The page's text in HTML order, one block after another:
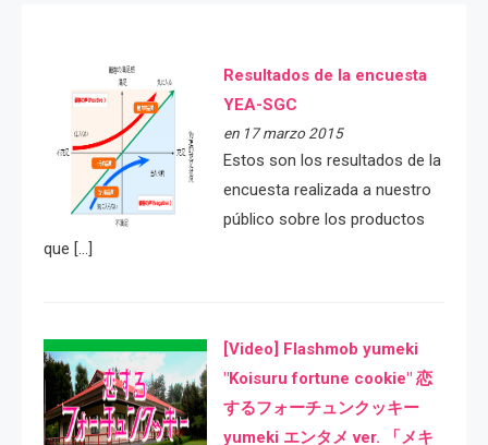
Resultados de la encuesta
YEA-SGC
en 17 marzo 2015
Estos son los resultados de la
encuesta realizada a nuestro
público sobre los productos
que […]
[Video] Flashmob yumeki
"Koisuru fortune cookie" 恋
するフォーチュンクッキー
yumeki エンタメ ver. 「メキ